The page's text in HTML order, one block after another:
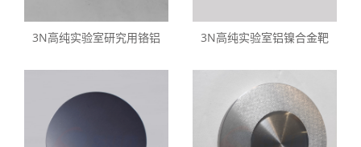
3N高纯实验室研究用铬铝 3N高纯实验室铝镍合金靶